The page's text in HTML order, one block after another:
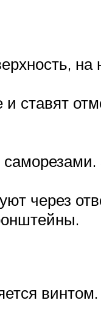
ставят
через
винтом.